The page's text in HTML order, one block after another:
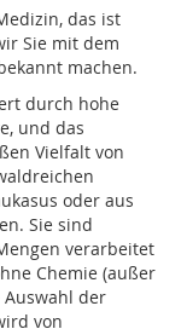
das ist
Sie mit dem
machen.
durch hohe
und das
Vielfalt von
oder aus
Sie sind
verarbeitet
Chemie (außer
der
von